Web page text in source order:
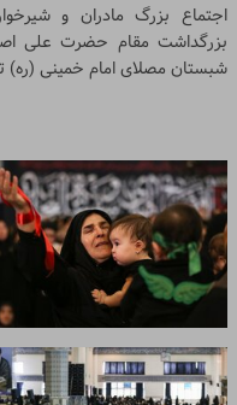
گزارش تصویری|
اجتماع بزرگ مادران و
شبستان مصلای امام خمینی (ره)